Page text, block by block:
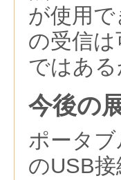
が使用
の受信
ではあ
今後の
ポータ
のUSB